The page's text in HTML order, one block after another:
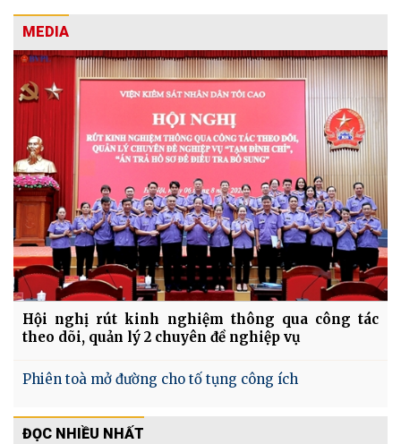
MEDIA
Hội nghị rút kinh nghiệm thông qua công tác
theo dõi, quản lý 2 chuyên đề nghiệp vụ
Phiên toà mở đường cho tố tụng công ích
ĐỌC NHIỀU NHẤT